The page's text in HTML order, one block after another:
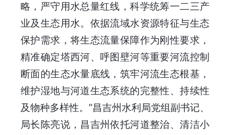
略，严守用水总量红线，科学统筹一二三产
业及生态用水。依据流域水资源特征与生态
保护需求，将生态流量保障作为刚性要求，
精准确定塔西河、呼图壁河等重要河流控制
断面的生态水量底线，筑牢河流生态根基，
维护湿地与河道生态系统的完整性、持续性
及物种多样性。”昌吉州水利局党组副书记、
局长陈亮说，昌吉州依托河道整治、清洁小